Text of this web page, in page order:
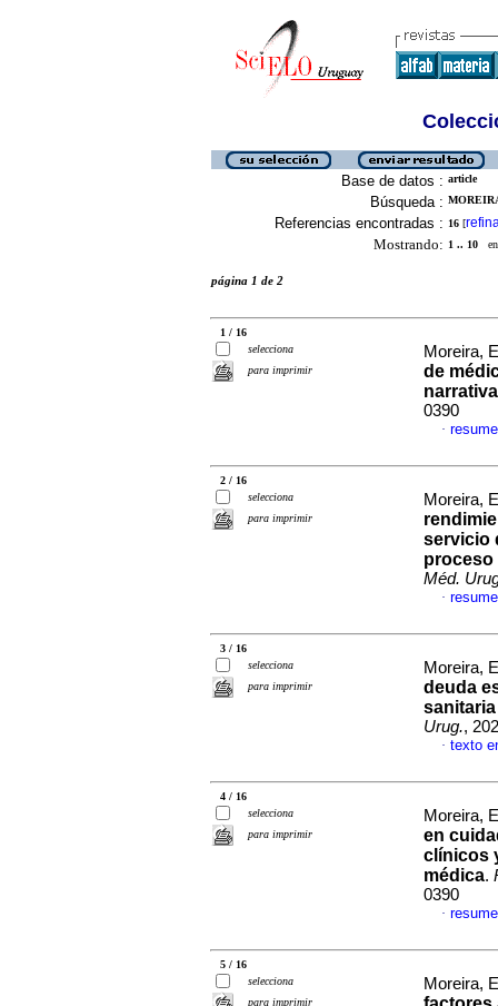
Base de datos : article
Búsqueda :
Referencias encontradas : 16 [
Mostrando: 1 .. 10 en
página 1 de 2
1 / 16
selecciona
para imprimir
Moreira,
de
narrativa
0390
·
2 / 16
selecciona
para imprimir
Moreira,
servicio
proceso
Méd.
·
3 / 16
selecciona
para imprimir
Moreira,
deuda
Urug.,
· texto
4 / 16
selecciona
para imprimir
Moreira,
en
clínicos
médica.
0390
·
5 / 16
selecciona
para imprimir
Moreira,